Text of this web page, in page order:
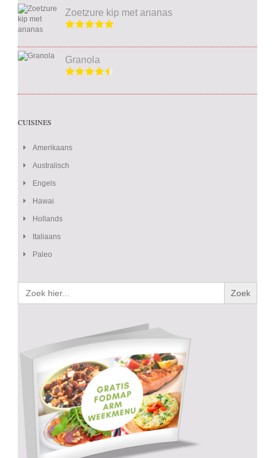
Zoetzure kip met ananas
Granola
CUISINES
Amerikaans
Australisch
Engels
Hawai
Hollands
Italiaans
Paleo
Zoek
naar: